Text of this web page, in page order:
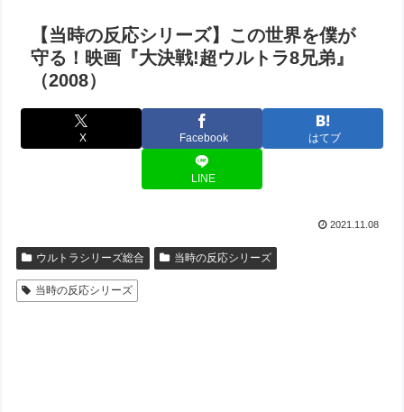
【当時の反応シリーズ】この世界を僕が
守る！映画『大決戦!超ウルトラ8兄弟』
（2008）
X Facebook はてブ
LINE
2021.11.08
ウルトラシリーズ総合 当時の反応シリーズ
当時の反応シリーズ